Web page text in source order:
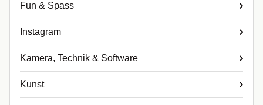
Fun & Spass
Instagram
Kamera, Technik & Software
Kunst